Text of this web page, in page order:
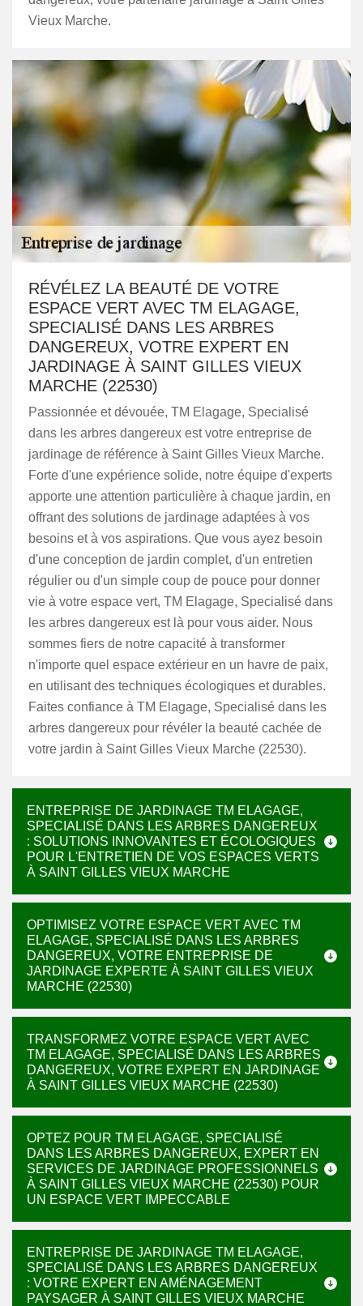
Vieux Marche.
RÉVÉLEZ LA BEAUTÉ DE VOTRE
ESPACE VERT AVEC TM ELAGAGE,
SPECIALISÉ DANS LES ARBRES
DANGEREUX, VOTRE EXPERT EN
JARDINAGE À SAINT GILLES VIEUX
MARCHE (22530)
Passionnée et dévouée, TM Elagage, Specialisé
dans les arbres dangereux est votre entreprise de
jardinage de référence à Saint Gilles Vieux Marche.
Forte d'une expérience solide, notre équipe d'experts
apporte une attention particulière à chaque jardin, en
offrant des solutions de jardinage adaptées à vos
besoins et à vos aspirations. Que vous ayez besoin
d'une conception de jardin complet, d'un entretien
régulier ou d'un simple coup de pouce pour donner
vie à votre espace vert, TM Elagage, Specialisé dans
les arbres dangereux est là pour vous aider. Nous
sommes fiers de notre capacité à transformer
n'importe quel espace extérieur en un havre de paix,
en utilisant des techniques écologiques et durables.
Faites confiance à TM Elagage, Specialisé dans les
arbres dangereux pour révéler la beauté cachée de
votre jardin à Saint Gilles Vieux Marche (22530).
ENTREPRISE DE JARDINAGE TM ELAGAGE,
SPECIALISÉ DANS LES ARBRES DANGEREUX
: SOLUTIONS INNOVANTES ET ÉCOLOGIQUES
POUR L'ENTRETIEN DE VOS ESPACES VERTS
À SAINT GILLES VIEUX MARCHE
OPTIMISEZ VOTRE ESPACE VERT AVEC TM
ELAGAGE, SPECIALISÉ DANS LES ARBRES
DANGEREUX, VOTRE ENTREPRISE DE
JARDINAGE EXPERTE À SAINT GILLES VIEUX
MARCHE (22530)
TRANSFORMEZ VOTRE ESPACE VERT AVEC
TM ELAGAGE, SPECIALISÉ DANS LES ARBRES
DANGEREUX, VOTRE EXPERT EN JARDINAGE
À SAINT GILLES VIEUX MARCHE (22530)
OPTEZ POUR TM ELAGAGE, SPECIALISÉ
DANS LES ARBRES DANGEREUX, EXPERT EN
SERVICES DE JARDINAGE PROFESSIONNELS
À SAINT GILLES VIEUX MARCHE (22530) POUR
UN ESPACE VERT IMPECCABLE
ENTREPRISE DE JARDINAGE TM ELAGAGE,
SPECIALISÉ DANS LES ARBRES DANGEREUX
: VOTRE EXPERT EN AMÉNAGEMENT
PAYSAGER À SAINT GILLES VIEUX MARCHE